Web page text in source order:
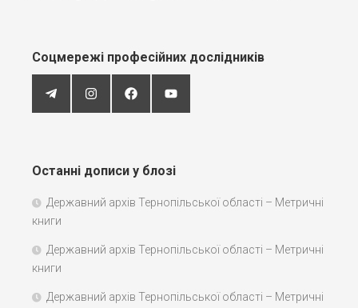
Соцмережі професійних дослідників
Останні дописи у блозі
Державний архів Тернопільської області – Метричні
книги
Державний архів Тернопільської області – Метричні
книги
Державний архів Тернопільської області – Метричні